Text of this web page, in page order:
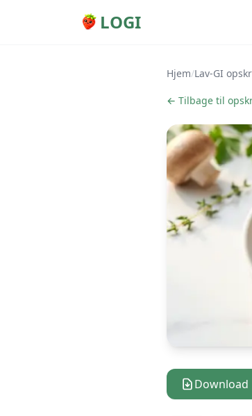
LOGI
Hjem/Lav-GI
← Tilbage til
Download